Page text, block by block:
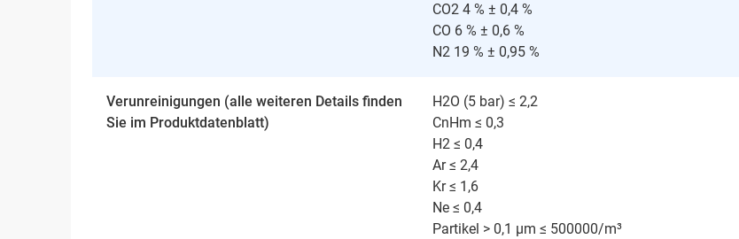
CO2 4 % ± 0,4 %
CO 6 % ± 0,6 %
N2 19 % ± 0,95 %
Verunreinigungen (alle weiteren Details finden
Sie im Produktdatenblatt)
H2O (5 bar) ≤ 2,2
CnHm ≤ 0,3
H2 ≤ 0,4
Ar ≤ 2,4
Kr ≤ 1,6
Ne ≤ 0,4
Partikel > 0,1 μm ≤ 500000/m³